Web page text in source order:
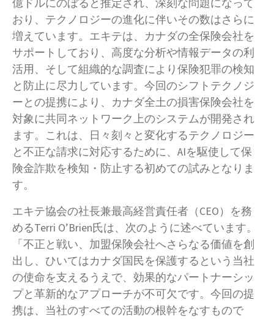
億ドルにのぼると推定され、深刻な問題になって
おり、テクノロジーの進化に伴いその数はさらに
増えています。エキテは、カナダの全保険会社を
サポートしており、高度な分析や情報データの利
活用、そして組織的な調査により保険犯罪の検知
と防止に尽力しています。今回のシフトテクノジ
ーとの提携により、カナダ全土の損害保険会社を
対象に共同ネットワーク上のシステムが開発され
ます。これは、日々刻々と変化するテクノロジー
と不正な請求に対応するために、AIを駆使して保
険金詐欺を検知・防止する初めての試みとなりま
す。
エキテ協会の社長兼最高経営責任者（CEO）を務
めるTerri O’Brien氏は、次のように述べています。
「不正と戦い、加盟保険会社へさらなる価値を創
出し、ひいてはカナダ国民を保護するという当社
の使命を支えるうえで、効果的なパートナーシッ
プと革新的なアプローチが不可欠です。今回の提
携は、当社のすべての活動の根幹をなすもので